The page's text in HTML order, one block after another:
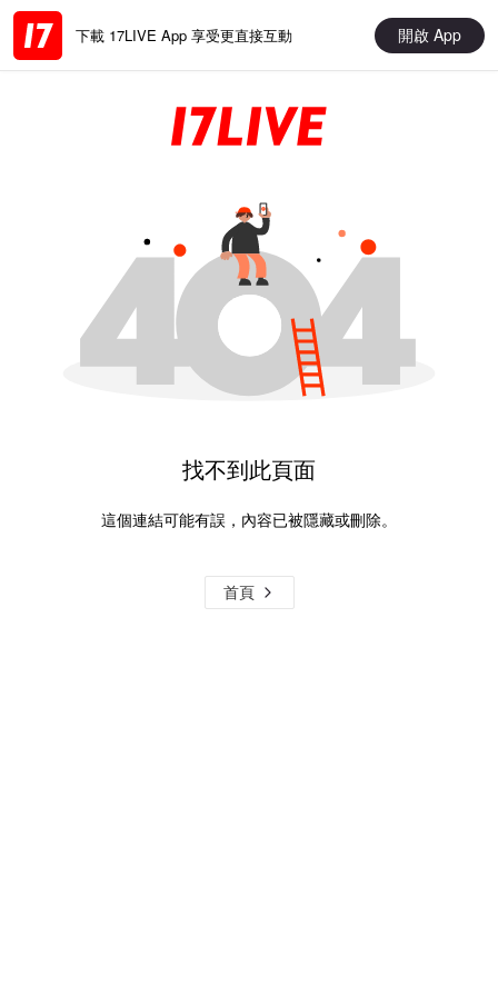
下載 17LIVE App 享受更直接互動 開啟 App
找不到此頁面
這個連結可能有誤，內容已被隱藏或刪除。
首頁